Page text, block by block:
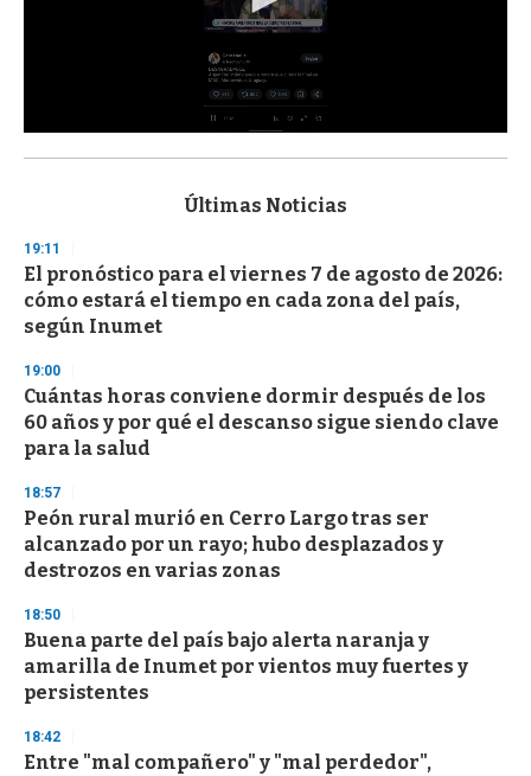
s
d
s
o
f
3
s
e
c
o
n
d
Últimas Noticias
19:11
El pronóstico para el viernes 7 de agosto de 2026:
cómo estará el tiempo en cada zona del país,
según Inumet
19:00
Cuántas horas conviene dormir después de los
60 años y por qué el descanso sigue siendo clave
para la salud
18:57
Peón rural murió en Cerro Largo tras ser
alcanzado por un rayo; hubo desplazados y
destrozos en varias zonas
18:50
Buena parte del país bajo alerta naranja y
amarilla de Inumet por vientos muy fuertes y
persistentes
18:42
Entre "mal compañero" y "mal perdedor",